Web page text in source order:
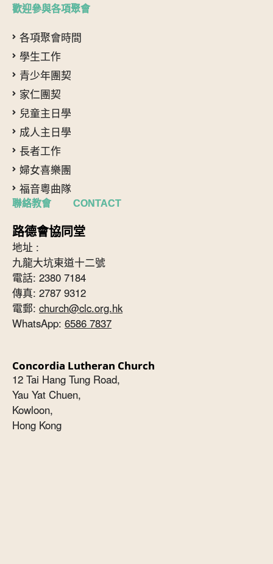
歡迎參與各項聚會
各項聚會時間
學生工作
青少年團契
家仁團契
兒童主日學
成人主日學
長者工作
婦女喜樂團
福音粵曲隊
聯絡教會 CONTACT
路德會協同堂
地址 :
九龍大坑東道十二號
電話: 2380 7184
傳真: 2787 9312
電郵: church@clc.org.hk
WhatsApp: 6586 7837
Concordia Lutheran Church
12 Tai Hang Tung Road,
Yau Yat Chuen,
Kowloon,
Hong Kong